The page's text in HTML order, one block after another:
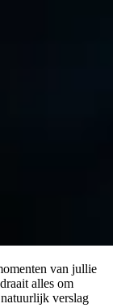
van jullie
alles om
verslag